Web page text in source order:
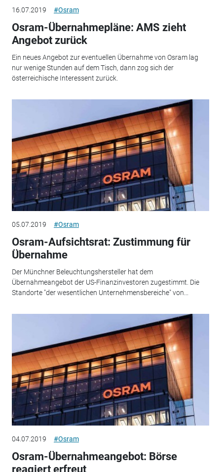
16.07.2019 #Osram
Osram-Übernahmepläne: AMS zieht
Angebot zurück
Ein neues Angebot zur eventuellen Übernahme von Osram lag
nur wenige Stunden auf dem Tisch, dann zog sich der
österreichische Interessent zurück.
05.07.2019 #Osram
Osram-Aufsichtsrat: Zustimmung für
Übernahme
Der Münchner Beleuchtungshersteller hat dem
Übernahmeangebot der US-Finanzinvestoren zugestimmt. Die
Standorte "der wesentlichen Unternehmensbereiche" von...
04.07.2019 #Osram
Osram-Übernahmeangebot: Börse
reagiert erfreut